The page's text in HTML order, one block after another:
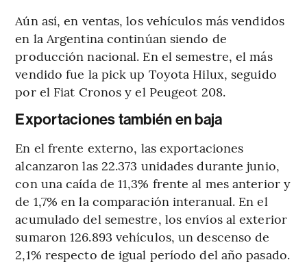
Aún así, en ventas, los vehículos más vendidos
en la Argentina continúan siendo de
producción nacional. En el semestre, el más
vendido fue la pick up Toyota Hilux, seguido
por el Fiat Cronos y el Peugeot 208.
Exportaciones también en baja
En el frente externo, las exportaciones
alcanzaron las 22.373 unidades durante junio,
con una caída de 11,3% frente al mes anterior y
de 1,7% en la comparación interanual. En el
acumulado del semestre, los envíos al exterior
sumaron 126.893 vehículos, un descenso de
2,1% respecto de igual período del año pasado.